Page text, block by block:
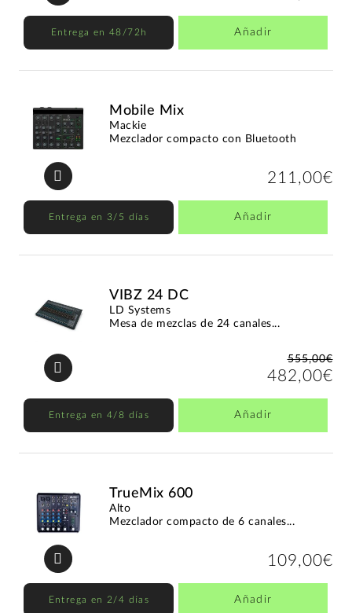
Entrega en 48/72h Añadir
Mobile Mix
Mackie
Mezclador compacto con Bluetooth
211,00€
Entrega en 3/5 días Añadir
VIBZ 24 DC
LD Systems
Mesa de mezclas de 24 canales...
555,00€
482,00€
Entrega en 4/8 días Añadir
TrueMix 600
Alto
Mezclador compacto de 6 canales...
109,00€
Entrega en 2/4 días Añadir